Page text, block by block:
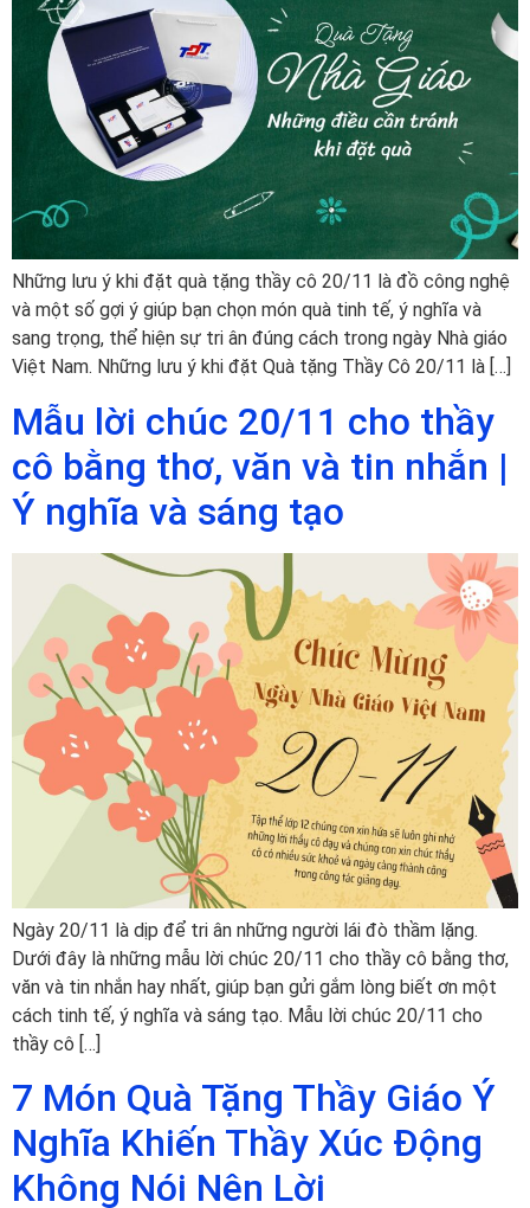
Những lưu ý khi đặt quà tặng thầy cô 20/11 là đồ công nghệ
và một số gợi ý giúp bạn chọn món quà tinh tế, ý nghĩa và
sang trọng, thể hiện sự tri ân đúng cách trong ngày Nhà giáo
Việt Nam. Những lưu ý khi đặt Quà tặng Thầy Cô 20/11 là […]
Mẫu lời chúc 20/11 cho thầy
cô bằng thơ, văn và tin nhắn |
Ý nghĩa và sáng tạo
Ngày 20/11 là dịp để tri ân những người lái đò thầm lặng.
Dưới đây là những mẫu lời chúc 20/11 cho thầy cô bằng thơ,
văn và tin nhắn hay nhất, giúp bạn gửi gắm lòng biết ơn một
cách tinh tế, ý nghĩa và sáng tạo. Mẫu lời chúc 20/11 cho
thầy cô […]
7 Món Quà Tặng Thầy Giáo Ý
Nghĩa Khiến Thầy Xúc Động
Không Nói Nên Lời